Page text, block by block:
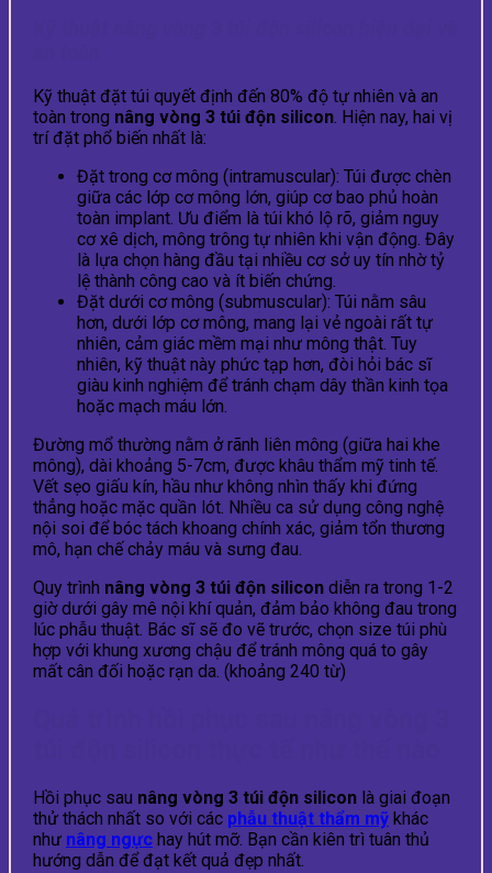
Kỹ thuật đặt túi quyết định đến 80% độ tự nhiên và an
toàn trong nâng vòng 3 túi độn silicon. Hiện nay, hai vị
trí đặt phổ biến nhất là:
Đặt trong cơ mông (intramuscular): Túi được chèn
giữa các lớp cơ mông lớn, giúp cơ bao phủ hoàn
toàn implant. Ưu điểm là túi khó lộ rõ, giảm nguy
cơ xê dịch, mông trông tự nhiên khi vận động. Đây
là lựa chọn hàng đầu tại nhiều cơ sở uy tín nhờ tỷ
lệ thành công cao và ít biến chứng.
Đặt dưới cơ mông (submuscular): Túi nằm sâu
hơn, dưới lớp cơ mông, mang lại vẻ ngoài rất tự
nhiên, cảm giác mềm mại như mông thật. Tuy
nhiên, kỹ thuật này phức tạp hơn, đòi hỏi bác sĩ
giàu kinh nghiệm để tránh chạm dây thần kinh tọa
hoặc mạch máu lớn.
Đường mổ thường nằm ở rãnh liên mông (giữa hai khe
mông), dài khoảng 5-7cm, được khâu thẩm mỹ tinh tế.
Vết sẹo giấu kín, hầu như không nhìn thấy khi đứng
thẳng hoặc mặc quần lót. Nhiều ca sử dụng công nghệ
nội soi để bóc tách khoang chính xác, giảm tổn thương
mô, hạn chế chảy máu và sưng đau.
Quy trình nâng vòng 3 túi độn silicon diễn ra trong 1-2
giờ dưới gây mê nội khí quản, đảm bảo không đau trong
lúc phẫu thuật. Bác sĩ sẽ đo vẽ trước, chọn size túi phù
hợp với khung xương chậu để tránh mông quá to gây
mất cân đối hoặc rạn da. (khoảng 240 từ)
Hồi phục sau nâng vòng 3 túi độn silicon là giai đoạn
thử thách nhất so với các phẫu thuật thẩm mỹ khác
như nâng ngực hay hút mỡ. Bạn cần kiên trì tuân thủ
hướng dẫn để đạt kết quả đẹp nhất.